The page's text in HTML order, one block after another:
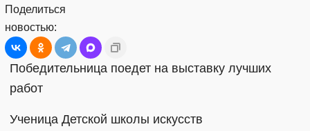
Поделиться
новостью:
Победительница поедет на выставку лучших
работ
Ученица Детской школы искусств